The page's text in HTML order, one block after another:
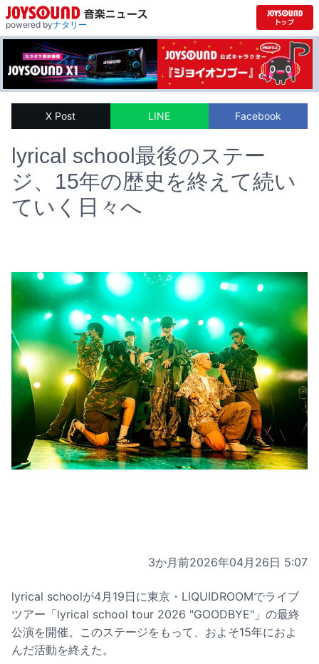
powered byナタリー
X Post LINE Facebook
lyrical school最後のステー
ジ、15年の歴史を終えて続い
ていく日々へ
3か月前2026年04月26日 5:07
lyrical schoolが4月19日に東京・LIQUIDROOMでライブ
ツアー「lyrical school tour 2026 "GOODBYE"」の最終
公演を開催。このステージをもって、およそ15年におよ
んだ活動を終えた。